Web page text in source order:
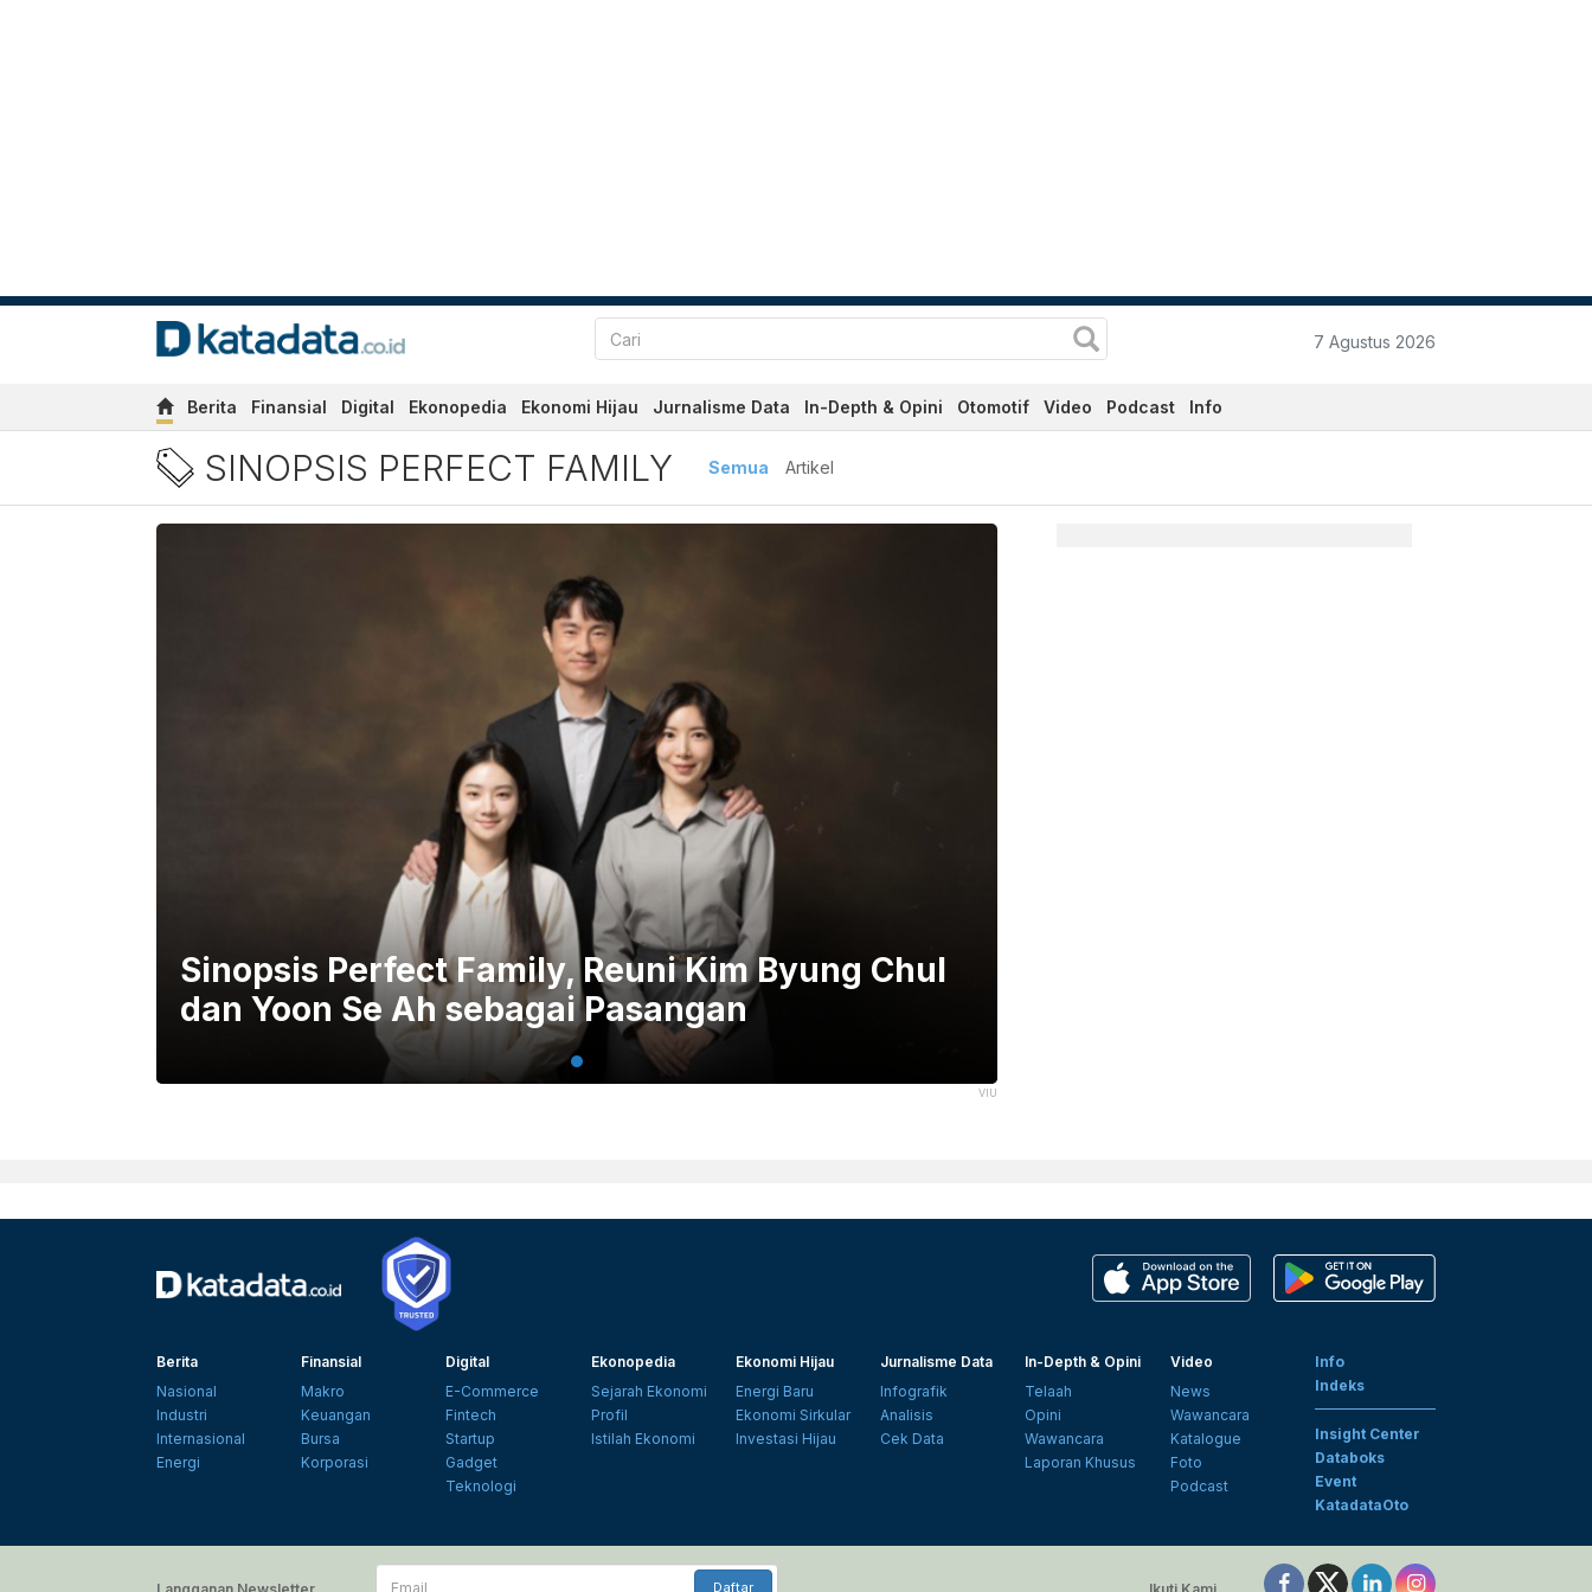
7 Agustus 2026
Berita Finansial Digital Ekonopedia Ekonomi Hijau Jurnalisme Data In-Depth & Opini Otomotif Video Podcast Info
Berita Sinopsis Perfect Family Terbaru dan Terkini Hari Ini - Katadata.co.id
SINOPSIS PERFECT FAMILY Semua Artikel
VIU
Sinopsis Perfect Family, Reuni Kim Byung Chul
dan Yoon Se Ah sebagai Pasangan
Berita
Nasional
Industri
Internasional
Energi
Finansial
Makro
Keuangan
Bursa
Korporasi
Digital
E-Commerce
Fintech
Startup
Gadget
Teknologi
Ekonopedia
Sejarah Ekonomi
Profil
Istilah Ekonomi
Ekonomi Hijau
Energi Baru
Ekonomi Sirkular
Investasi Hijau
Jurnalisme Data
Infografik
Analisis
Cek Data
In-Depth & Opini
Telaah
Opini
Wawancara
Laporan Khusus
Video
News
Wawancara
Katalogue
Foto
Podcast
Info
Indeks
Insight Center
Databoks
Event
KatadataOto
Email
Daftar